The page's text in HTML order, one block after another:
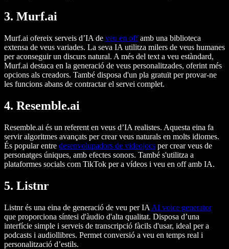
3. Murf.ai
Murf.ai ofereix serveis d’IA de veu en offamb una biblioteca
extensa de veus variades. La seva IA utilitza milers de veus humanes
per aconseguir un discurs natural. A més del text a veu estàndard,
Murf.ai destaca en la generació de veus personalitzades, oferint més
opcions als creadors. També disposa d'un pla gratuït per provar-ne
les funcions abans de contractar el servei complet.
4. Resemble.ai
Resemble.ai és un referent en veus d’IA realistes. Aquesta eina fa
servir algoritmes avançats per crear veus naturals en molts idiomes.
És popular entre desenvolupadors de videojocs per crear veus de
personatges úniques, amb efectes sonors. També s'utilitza a
plataformes socials com TikTok per a vídeos i veu en off amb IA.
5. Listnr
Listnr és una eina de generació de veu per IA AI voice generator
que proporciona síntesi d'àudio d'alta qualitat. Disposa d’una
interfície simple i serveis de transcripció fàcils d'usar, ideal per a
podcasts i audiollibres. Permet conversió a veu en temps real i
personalització d’estils.